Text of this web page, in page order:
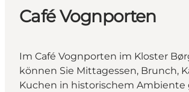
Café Vognporten
Im Café Vognporten im Kloster
können Sie Mittagessen, Brunch,
Kuchen in historischem Ambiente